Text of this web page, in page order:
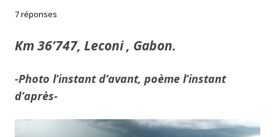
7 réponses
Km 36’747, Leconi , Gabon.
-Photo l’instant d’avant, poème l’instant
d’après-